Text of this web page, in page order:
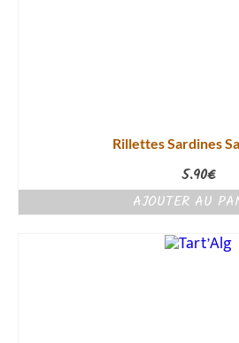
Rillettes Sardines
5.90€
AJOUTER AU